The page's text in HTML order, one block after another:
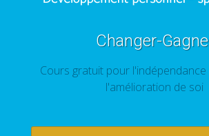
Changer-
Cours gratuit pour
l'amélioration de soi